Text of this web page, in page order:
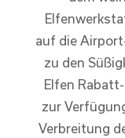
auf die
zu den
Elfen
zur
Verbreitung